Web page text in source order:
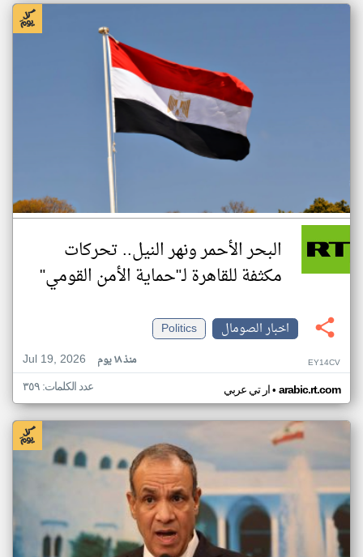
البحر الأحمر ونهر النيل.. تحركات
مكثفة للقاهرة لـ"حماية الأمن القومي"
اخبار الصومال
Politics
Jul 19, 2026
منذ ١٨ يوم EY14CV
ار تي عربي• arabic.rt.com عدد الكلمات: ٣٥٩